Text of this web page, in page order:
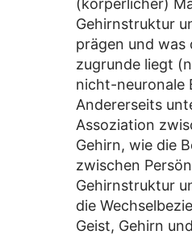
(körperlicher)
Gehirnstruktur
prägen und was
zugrunde liegt
nicht-neuronale
Andererseits
Assoziation
Gehirn, wie die
zwischen
Gehirnstruktur
die
Geist, Gehirn